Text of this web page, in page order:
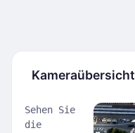
Kameraübersicht
Sehen Sie
die